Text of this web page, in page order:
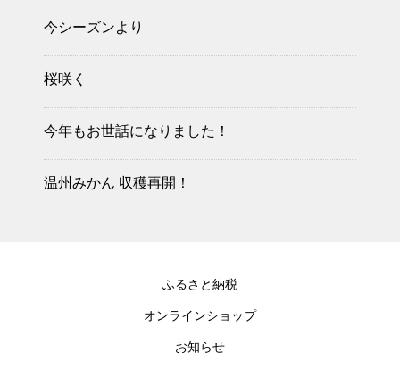
今シーズンより
桜咲く
今年もお世話になりました！
温州みかん 収穫再開！
ふるさと納税
オンラインショップ
お知らせ